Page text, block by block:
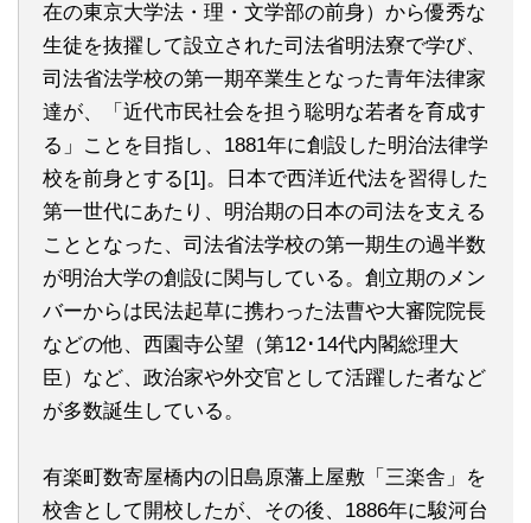
在の東京大学法・理・文学部の前身）から優秀な
生徒を抜擢して設立された司法省明法寮で学び、
司法省法学校の第一期卒業生となった青年法律家
達が、「近代市民社会を担う聡明な若者を育成す
る」ことを目指し、1881年に創設した明治法律学
校を前身とする[1]。日本で西洋近代法を習得した
第一世代にあたり、明治期の日本の司法を支える
こととなった、司法省法学校の第一期生の過半数
が明治大学の創設に関与している。創立期のメン
バーからは民法起草に携わった法曹や大審院院長
などの他、西園寺公望（第12･14代内閣総理大
臣）など、政治家や外交官として活躍した者など
が多数誕生している。
有楽町数寄屋橋内の旧島原藩上屋敷「三楽舎」を
校舎として開校したが、その後、1886年に駿河台